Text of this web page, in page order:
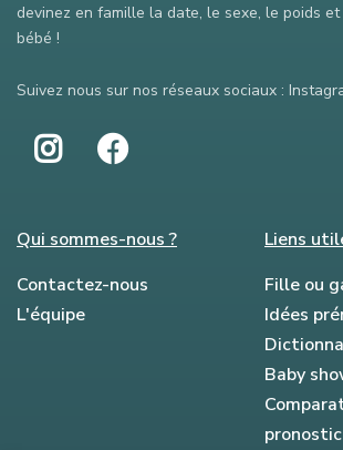
devinez en famille la date, le sexe, le poids
bébé !
Suivez nous sur nos réseaux sociaux :
Qui sommes-nous ?
Contactez-nous
L'équipe
Liens
Fille ou
Idées
Baby
pronostic